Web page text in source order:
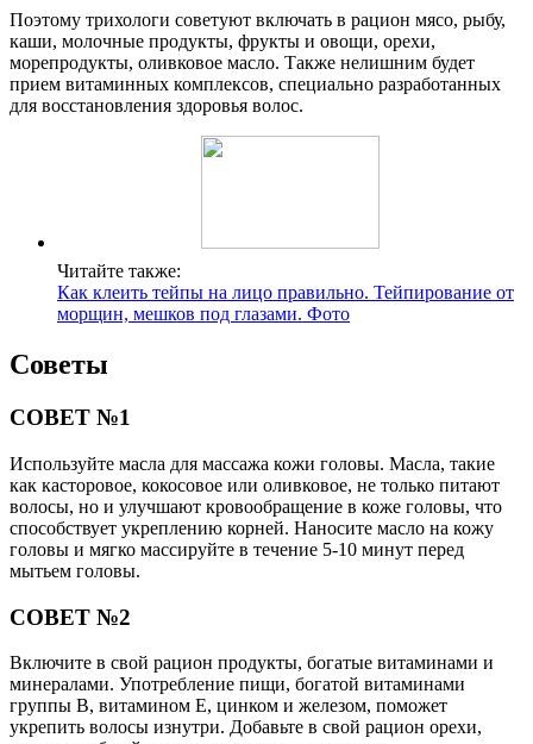
Поэтому трихологи советуют включать в рацион мясо, рыбу,
каши, молочные продукты, фрукты и овощи, орехи,
морепродукты, оливковое масло. Также нелишним будет
прием витаминных комплексов, специально разработанных
для восстановления здоровья волос.
Читайте также:
Как клеить тейпы на лицо правильно. Тейпирование от
морщин, мешков под глазами. Фото
Советы
СОВЕТ №1
Используйте масла для массажа кожи головы. Масла, такие
как касторовое, кокосовое или оливковое, не только питают
волосы, но и улучшают кровообращение в коже головы, что
способствует укреплению корней. Наносите масло на кожу
головы и мягко массируйте в течение 5-10 минут перед
мытьем головы.
СОВЕТ №2
Включите в свой рацион продукты, богатые витаминами и
минералами. Употребление пищи, богатой витаминами
группы B, витамином E, цинком и железом, поможет
укрепить волосы изнутри. Добавьте в свой рацион орехи,